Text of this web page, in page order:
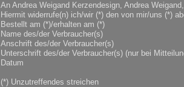
An Andrea Weigand Kerzendesign, Andrea
Hiermit widerrufe(n) ich/wir (*) den von mir/uns (*)
Bestellt am (*)/erhalten am (*)
Name des/der Verbraucher(s)
Anschrift des/der Verbraucher(s)
Unterschrift des/der Verbraucher(s) (nur bei
Datum
(*) Unzutreffendes streichen